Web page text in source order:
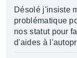
Désolé j'insiste
problématique
nos statut pour
d'aides à